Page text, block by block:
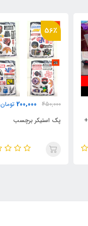
16٪
650,000
550,000 تومان
محافظ زیر دستگیره و روی